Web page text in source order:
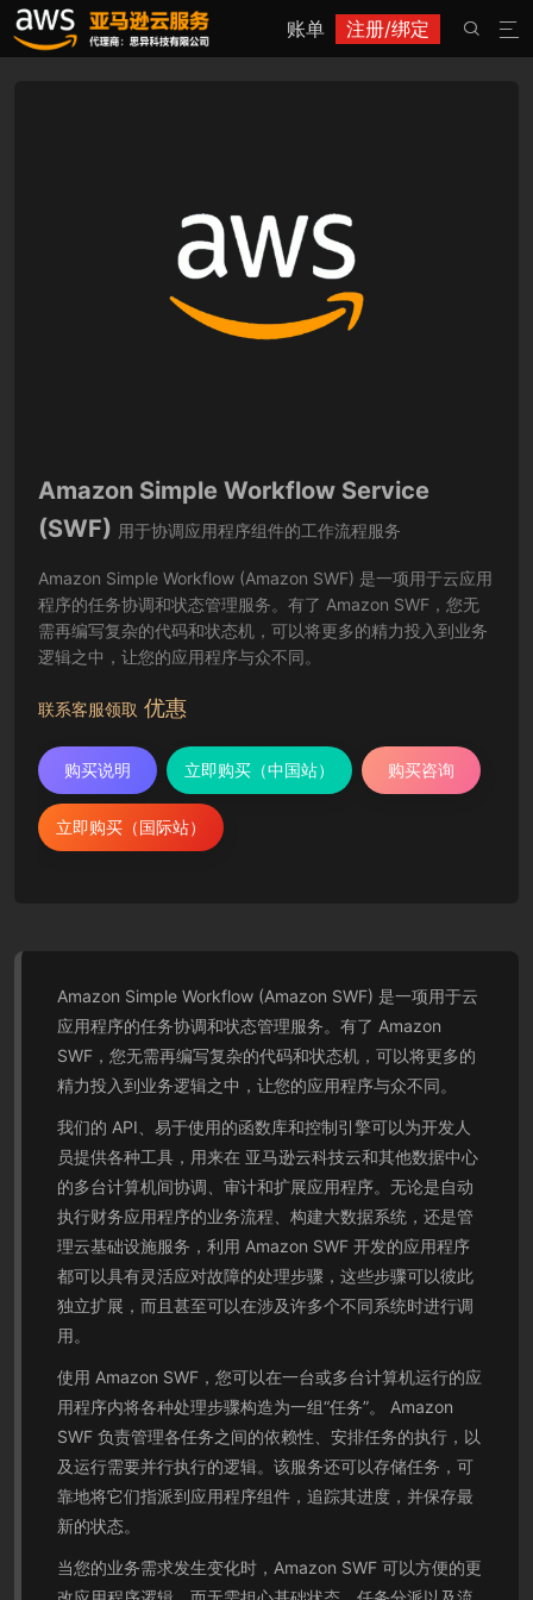
账单 注册/绑定 

Amazon Simple Workflow Service
(SWF) 用于协调应用程序组件的工作流程服务
Amazon Simple Workflow (Amazon SWF) 是一项用于云应用
程序的任务协调和状态管理服务。有了 Amazon SWF，您无
需再编写复杂的代码和状态机，可以将更多的精力投入到业务
逻辑之中，让您的应用程序与众不同。
联系客服领取 优惠
购买说明 立即购买（中国站） 购买咨询
立即购买（国际站）
Amazon Simple Workflow (Amazon SWF) 是一项用于云
应用程序的任务协调和状态管理服务。有了 Amazon
SWF，您无需再编写复杂的代码和状态机，可以将更多的
精力投入到业务逻辑之中，让您的应用程序与众不同。
我们的 API、易于使用的函数库和控制引擎可以为开发人
员提供各种工具，用来在 亚马逊云科技云和其他数据中心
的多台计算机间协调、审计和扩展应用程序。无论是自动
执行财务应用程序的业务流程、构建大数据系统，还是管
理云基础设施服务，利用 Amazon SWF 开发的应用程序
都可以具有灵活应对故障的处理步骤，这些步骤可以彼此
独立扩展，而且甚至可以在涉及许多个不同系统时进行调
用。
使用 Amazon SWF，您可以在一台或多台计算机运行的应
用程序内将各种处理步骤构造为一组“任务”。 Amazon
SWF 负责管理各任务之间的依赖性、安排任务的执行，以
及运行需要并行执行的逻辑。该服务还可以存储任务，可
靠地将它们指派到应用程序组件，追踪其进度，并保存最
新的状态。
当您的业务需求发生变化时，Amazon SWF 可以方便的更